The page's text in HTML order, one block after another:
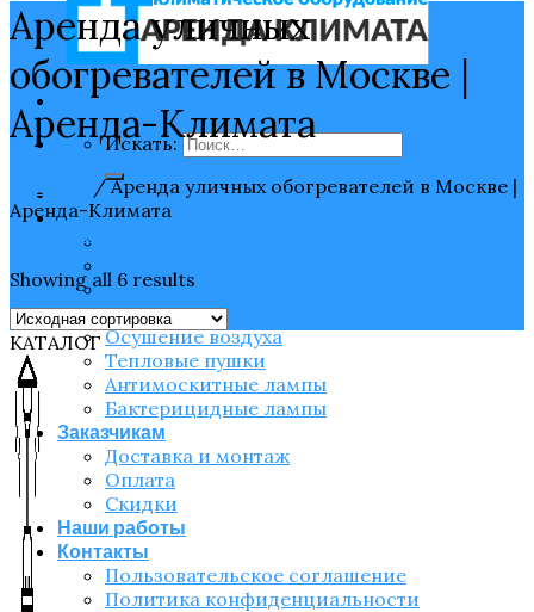
Искать:
Главная
Оборудование
Увлажнение воздуха
Очистка воздуха
Осушение воздуха
Тепловые пушки
Антимоскитные лампы
Бактерицидные лампы
Заказчикам
Доставка и монтаж
Оплата
Скидки
Наши работы
Контакты
Пользовательское соглашение
Политика конфиденциальности
Аренда уличных
обогревателей в Москве |
Аренда-Климата
/Аренда уличных обогревателей в Москве |
Аренда-Климата
Фильтрация
Showing all 6 results
КАТАЛОГ